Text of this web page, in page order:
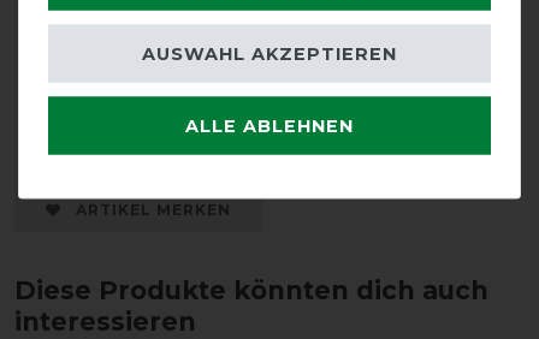
rot mit Knoblauch - 1L
ARTIKEL MERKEN
Diese Produkte könnten dich auch
interessieren
ALLE ABLEHNEN
AUSWAHL AKZEPTIEREN